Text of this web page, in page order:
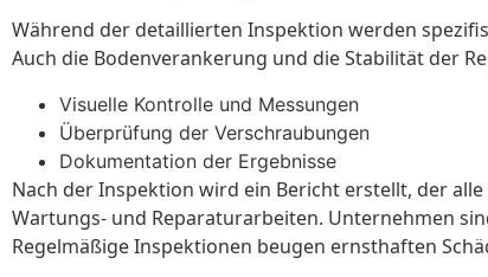
Während der detaillierten Inspektion werden
Auch die Bodenverankerung und die Stabilität der
Visuelle Kontrolle und Messungen
Überprüfung der Verschraubungen
Dokumentation der Ergebnisse
Nach der Inspektion wird ein Bericht erstellt, der
Wartungs- und Reparaturarbeiten. Unternehmen
Regelmäßige Inspektionen beugen ernsthaften